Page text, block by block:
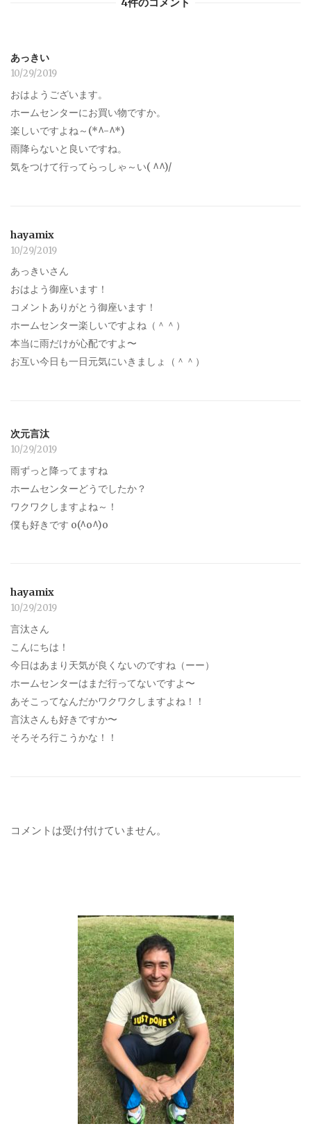
あっきい
10/29/2019
おはようございます。
ホームセンターにお買い物ですか。
楽しいですよね～(*^-^*)
雨降らないと良いですね。
気をつけて行ってらっしゃ～い( ^^)/
hayamix
10/29/2019
あっきいさん
おはよう御座います！
コメントありがとう御座います！
ホームセンター楽しいですよね（＾＾）
本当に雨だけが心配ですよ〜
お互い今日も一日元気にいきましょ（＾＾）
次元言汰
10/29/2019
雨ずっと降ってますね
ホームセンターどうでしたか？
ワクワクしますよね～！
僕も好きです o(^o^)o
hayamix
10/29/2019
言汰さん
こんにちは！
今日はあまり天気が良くないのですね（ーー）
ホームセンターはまだ行ってないですよ〜
あそこってなんだかワクワクしますよね！！
言汰さんも好きですか〜
そろそろ行こうかな！！
コメントは受け付けていません。